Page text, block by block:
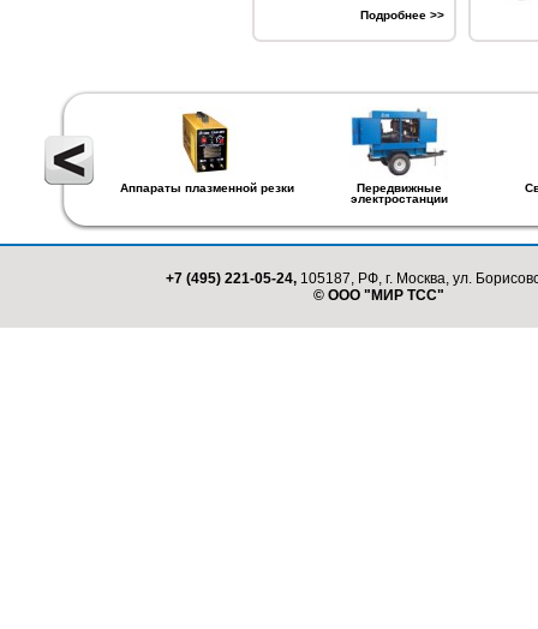
Подробнее >>
Аппараты плазменной резки
Передвижные
электростанции
+7 (495) 221-05-24, 105187, РФ, г. Москва, ул.
© ООО "МИР ТСС"